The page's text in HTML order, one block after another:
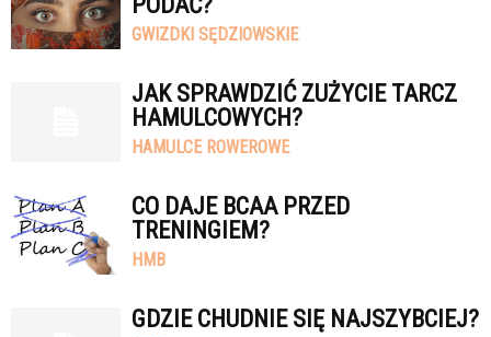
GWIZDKI SĘDZIOWSKIE
JAK SPRAWDZIĆ ZUŻYCIE TARCZ
HAMULCOWYCH?
HAMULCE ROWEROWE
CO DAJE BCAA PRZED
TRENINGIEM?
HMB
GDZIE CHUDNIE SIĘ NAJSZYBCIEJ?